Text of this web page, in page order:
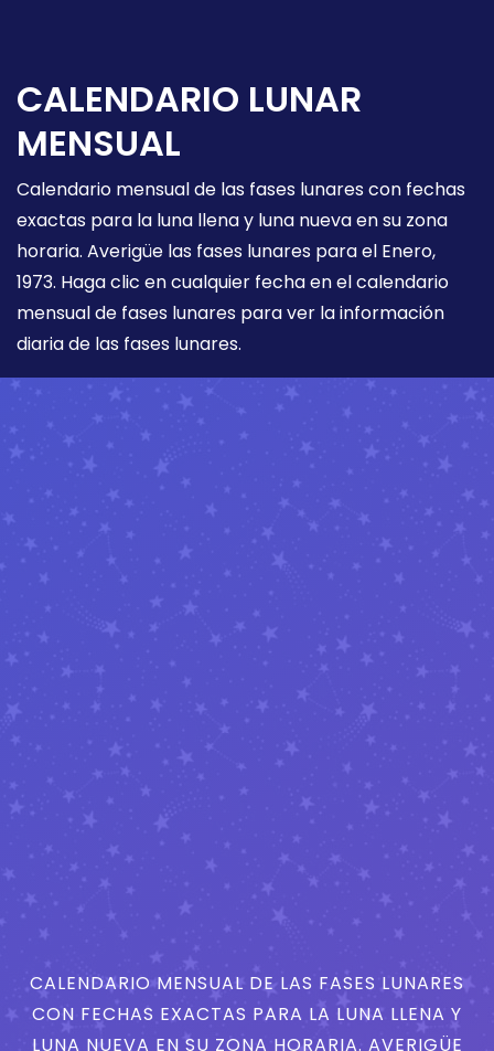
CALENDARIO LUNAR
MENSUAL
Calendario mensual de las fases lunares con fechas
exactas para la luna llena y luna nueva en su zona
horaria. Averigüe las fases lunares para el Enero,
1973. Haga clic en cualquier fecha en el calendario
mensual de fases lunares para ver la información
diaria de las fases lunares.
CALENDARIO MENSUAL DE LAS FASES LUNARES
CON FECHAS EXACTAS PARA LA LUNA LLENA Y
LUNA NUEVA EN SU ZONA HORARIA. AVERIGÜE